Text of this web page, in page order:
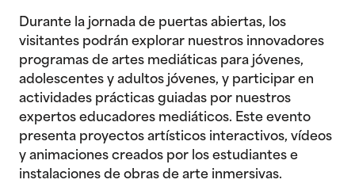
Durante la jornada de puertas abiertas, los
visitantes podrán explorar nuestros innovadores
programas de artes mediáticas para jóvenes,
adolescentes y adultos jóvenes, y participar en
actividades prácticas guiadas por nuestros
expertos educadores mediáticos. Este evento
presenta proyectos artísticos interactivos, vídeos
y animaciones creados por los estudiantes e
instalaciones de obras de arte inmersivas.